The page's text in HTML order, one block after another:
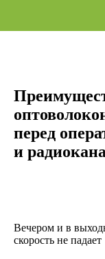
перед
и
Вечером и в
скорость не падает